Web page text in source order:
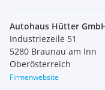
Autohaus Hütter
Industriezeile 51
5280 Braunau am Inn
Oberösterreich
Firmenwebsite